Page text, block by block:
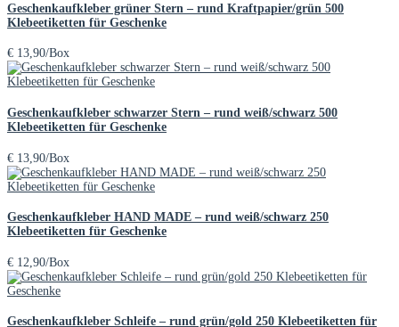
Geschenkaufkleber grüner Stern – rund Kraftpapier/grün 500
Klebeetiketten für Geschenke
€ 13,90/Box
Geschenkaufkleber schwarzer Stern – rund weiß/schwarz 500
Klebeetiketten für Geschenke
€ 13,90/Box
Geschenkaufkleber HAND MADE – rund weiß/schwarz 250
Klebeetiketten für Geschenke
€ 12,90/Box
Geschenkaufkleber Schleife – rund grün/gold 250 Klebeetiketten für